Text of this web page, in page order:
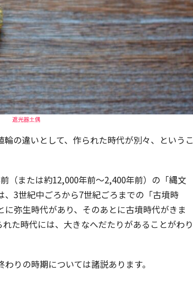
遮光器土偶
の違いとして、作られた時代が別々、というこ
（または約12,000年前～2,400年前）の「縄文
3世紀中ごろから7世紀ごろまでの「古墳時
弥生時代があり、そのあとに古墳時代がきま
た時代には、大きなへだたりがあることがわり
りの時期については諸説あります。